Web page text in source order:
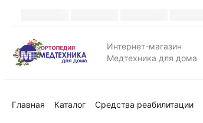
Интернет-магазин
Медтехника для дома
Главная Каталог Средства реабилитации